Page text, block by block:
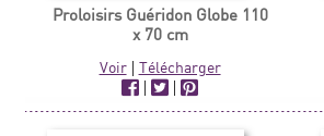
Proloisirs Guéridon Globe 110
x 70 cm
Voir| Télécharger
|
|